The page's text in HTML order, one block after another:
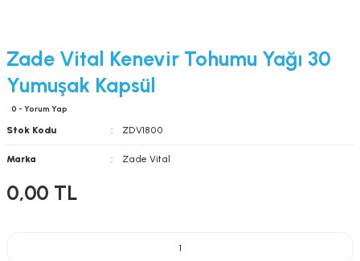
Zade Vital Kenevir Tohumu Yağı 30
Yumuşak Kapsül
0 - Yorum Yap
Stok Kodu ZDV1800
Marka Zade Vital
0,00 TL